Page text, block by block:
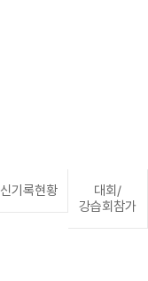
신기록현황
대회/
강습회참가